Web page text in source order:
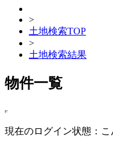
>
土地検索TOP
>
土地検索結果
物件一覧
現在のログイン状態：